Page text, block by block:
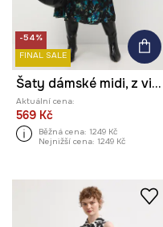
-54%
FINAL SALE
Šaty dámské midi, z viskózy, se vzorem
Aktuální cena:
569 Kč
Běžná cena: 1249 Kč
Nejnižší cena: 1249 Kč